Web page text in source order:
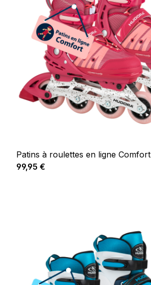
Patins à roulettes en ligne Comfort
Prix régulier :
99,95 €